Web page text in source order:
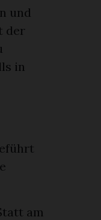
und
der
in
am